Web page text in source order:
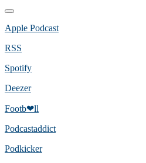
Apple Podcast
RSS
Spotify
Deezer
Footb❤ll
Podcast­addict
Podkicker